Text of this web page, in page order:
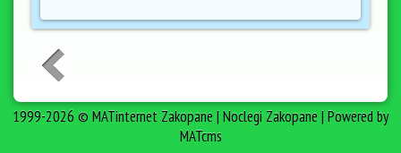
1999-2026 © MATinternet Zakopane | Noclegi Zakopane | Powered by
MATcms